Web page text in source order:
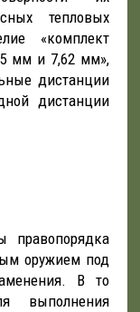
тепловых
«комплект
мм и 7,62 мм»,
дистанции
дистанции
правопорядка
оружием под
В то
выполнения